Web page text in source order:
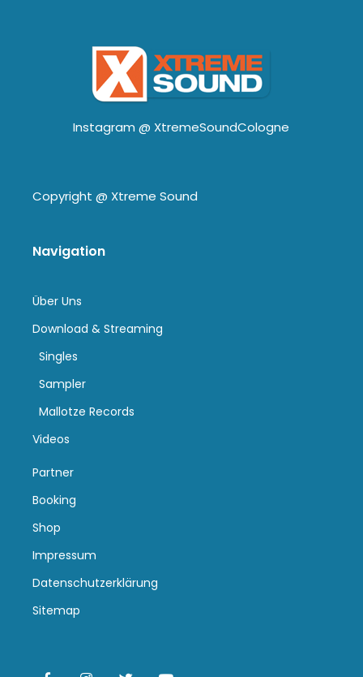
Instagram @ XtremeSoundCologne
Copyright @ Xtreme Sound
Navigation
Über Uns
Download & Streaming
Singles
Sampler
Mallotze Records
Videos
Partner
Booking
Shop
Impressum
Datenschutzerklärung
Sitemap